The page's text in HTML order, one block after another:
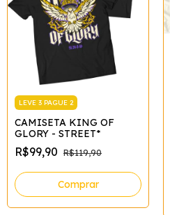
LEVE 3 PAGUE 2
CAMISETA KING OF
GLORY - STREET*
R$99,90 R$119,90
Comprar